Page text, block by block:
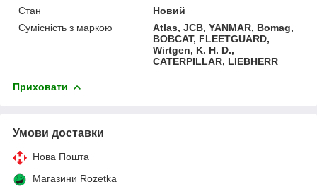
Стан
Новий
Сумісність з маркою
Atlas, JCB, YANMAR, Bomag,
BOBCAT, FLEETGUARD,
Wirtgen, K. H. D.,
CATERPILLAR, LIEBHERR
Приховати
Умови доставки
Нова Пошта
Магазини Rozetka